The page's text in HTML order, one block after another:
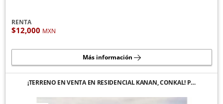
RENTA
$12,000 MXN
Más información
¡TERRENO EN VENTA EN RESIDENCIAL KANAN, CONKAL! P…